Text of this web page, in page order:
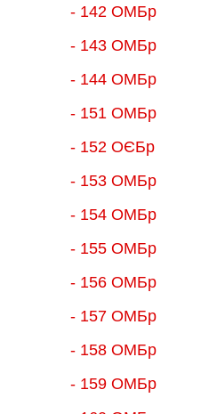
- 142 ОМБр
- 143 ОМБр
- 144 ОМБр
- 151 ОМБр
- 152 ОЄБр
- 153 ОМБр
- 154 ОМБр
- 155 ОMБр
- 156 ОMБр
- 157 ОМБр
- 158 ОМБр
- 159 ОМБр